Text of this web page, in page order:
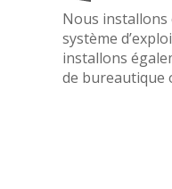
Nous
système
installons
de bureautique